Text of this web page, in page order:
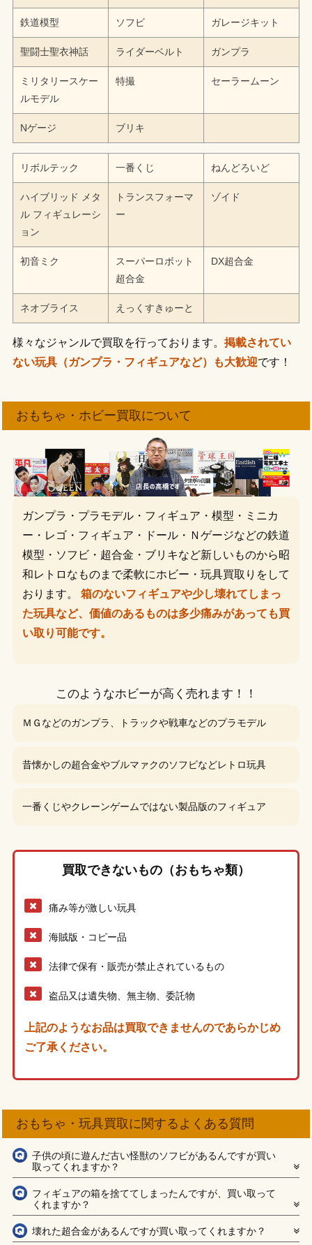
鉄道模型 ソフビ ガレージキット
聖闘士聖衣神話 ライダーベルト ガンプラ
ミリタリースケー
ルモデル
特撮 セーラームーン
Nゲージ ブリキ
リボルテック 一番くじ ねんどろいど
ハイブリッド メタ
ル フィギュレーシ
ョン
トランスフォーマ
ー
ゾイド
初音ミク
スーパーロボット
超合金
DX超合金
ネオブライス えっくすきゅーと
様々なジャンルで買取を行っております。 掲載されてい
ない玩具（ガンプラ・フィギュアなど）も大歓迎です！
おもちゃ・ホビー買取について
ガンプラ・プラモデル・フィギュア・模型・ミニカ
ー・レゴ・フィギュア・ドール・Ｎゲージなどの鉄道
模型・ソフビ・超合金・ブリキなど新しいものから昭
和レトロなものまで柔軟にホビー・玩具買取りをして
おります。 箱のないフィギュアや少し壊れてしまっ
た玩具など、価値のあるものは多少痛みがあっても買
い取り可能です。
このようなホビーが高く売れます！！
ＭＧなどのガンプラ、トラックや戦車などのプラモデル
昔懐かしの超合金やブルマァクのソフビなどレトロ玩具
一番くじやクレーンゲームではない製品版のフィギュア
買取できないもの（おもちゃ類）
痛み等が激しい玩具
海賊版・コピー品
法律で保有・販売が禁止されているもの
盗品又は遺失物、無主物、委託物
上記のようなお品は買取できませんのであらかじめ
ご了承ください。
おもちゃ・玩具買取に関するよくある質問
子供の頃に遊んだ古い怪獣のソフビがあるんですが買い
取ってくれますか？
フィギュアの箱を捨ててしまったんですが、買い取って
くれますか？
壊れた超合金があるんですが買い取ってくれますか？